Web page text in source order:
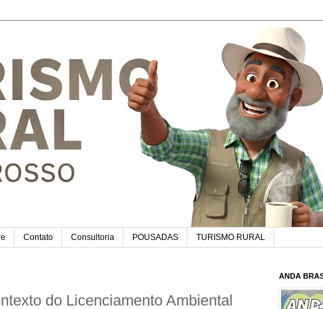
Contato Consultoria POUSADAS TURISMO RURAL
do Licenciamento Ambiental
ANDA